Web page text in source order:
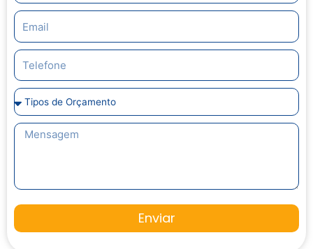
Enviar